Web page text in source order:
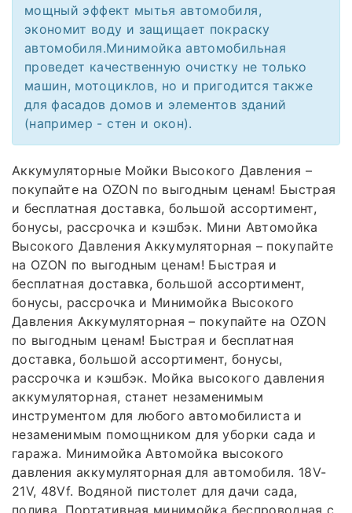
мощный эффект мытья автомобиля,
экономит воду и защищает покраску
автомобиля.Минимойка автомобильная
проведет качественную очистку не только
машин, мотоциклов, но и пригодится также
для фасадов домов и элементов зданий
(например - стен и окон).
Аккумуляторные Мойки Высокого Давления –
покупайте на OZON по выгодным ценам! Быстрая
и бесплатная доставка, большой ассортимент,
бонусы, рассрочка и кэшбэк. Мини Автомойка
Высокого Давления Аккумуляторная – покупайте
на OZON по выгодным ценам! Быстрая и
бесплатная доставка, большой ассортимент,
бонусы, рассрочка и Минимойка Высокого
Давления Аккумуляторная – покупайте на OZON
по выгодным ценам! Быстрая и бесплатная
доставка, большой ассортимент, бонусы,
рассрочка и кэшбэк. Мойка высокого давления
аккумуляторная, станет незаменимым
инструментом для любого автомобилиста и
незаменимым помощником для уборки сада и
гаража. Минимойка Автомойка высокого
давления аккумуляторная для автомобиля. 18V-
21V, 48Vf. Водяной пистолет для дачи сада,
полива. Портативная минимойка беспроводная с